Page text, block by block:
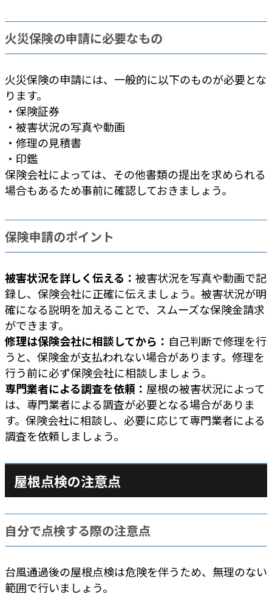
火災保険の申請に必要なもの
火災保険の申請には、一般的に以下のものが必要とな
ります。
・保険証券
・被害状況の写真や動画
・修理の見積書
・印鑑
保険会社によっては、その他書類の提出を求められる
場合もあるため事前に確認しておきましょう。
保険申請のポイント
被害状況を詳しく伝える： 被害状況を写真や動画で記
録し、保険会社に正確に伝えましょう。被害状況が明
確になる説明を加えることで、スムーズな保険金請求
ができます。
修理は保険会社に相談してから： 自己判断で修理を行
うと、保険金が支払われない場合があります。修理を
行う前に必ず保険会社に相談しましょう。
専門業者による調査を依頼： 屋根の被害状況によって
は、専門業者による調査が必要となる場合がありま
す。保険会社に相談し、必要に応じて専門業者による
調査を依頼しましょう。
屋根点検の注意点
自分で点検する際の注意点
台風通過後の屋根点検は危険を伴うため、無理のない
範囲で行いましょう。